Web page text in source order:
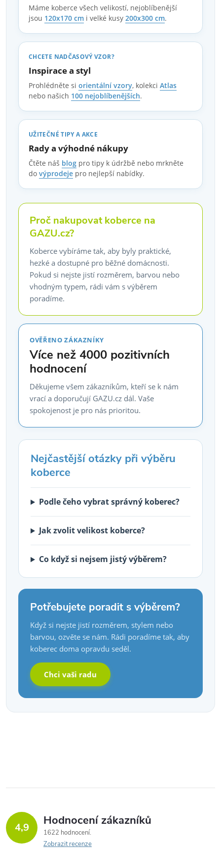
Máme koberce všech velikostí, nejoblíbenější
jsou 120x170 cm i velké kusy 200x300 cm.
CHCETE NADČASOVÝ VZOR?
Inspirace a styl
Prohlédněte si orientální vzory, kolekci Atlas
nebo našich 100 nejoblíbenějších.
UŽITEČNÉ TIPY A AKCE
Rady a výhodné nákupy
Čtěte náš blog pro tipy k údržbě nebo mrkněte
do výprodeje pro nejlepší nabídky.
Proč nakupovat koberce na
GAZU.cz?
Koberce vybíráme tak, aby byly praktické,
hezké a dostupné pro běžné domácnosti.
Pokud si nejste jistí rozměrem, barvou nebo
vhodným typem, rádi vám s výběrem
poradíme.
OVĚŘENO ZÁKAZNÍKY
Více než 4000 pozitivních
hodnocení
Děkujeme všem zákazníkům, kteří se k nám
vrací a doporučují GAZU.cz dál. Vaše
spokojenost je pro nás prioritou.
Nejčastější otázky při výběru
koberce
Podle čeho vybrat správný koberec?
Jak zvolit velikost koberce?
Co když si nejsem jistý výběrem?
Potřebujete poradit s výběrem?
Když si nejste jistí rozměrem, stylem nebo
barvou, ozvěte se nám. Rádi poradíme tak, aby
koberec doma opravdu seděl.
Chci vaši radu
4,9 Hodnocení zákazníků
1622 hodnocení
Zobrazit recenze